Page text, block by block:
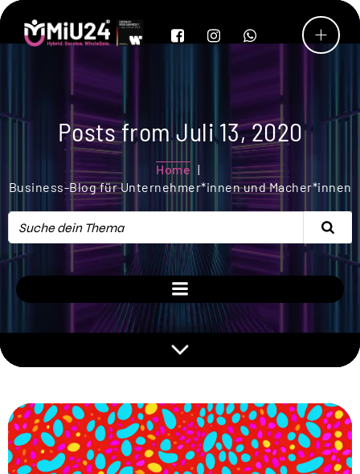
Posts from Juli 13, 2020
Home
Business-Blog für Unternehmer*innen und Macher*innen